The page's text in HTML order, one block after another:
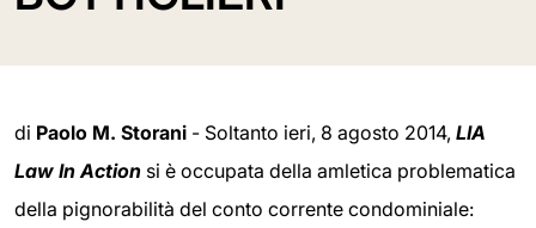
di Paolo M. Storani - Soltanto ieri, 8 agosto 2014, LIA
Law In Action si è occupata della amletica problematica
della pignorabilità del conto corrente condominiale: